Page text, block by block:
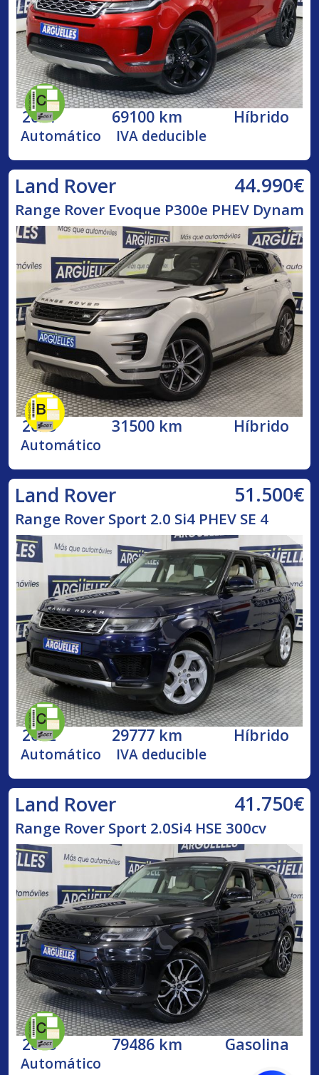
2021 69100 km Híbrido
Automático IVA deducible
Land Rover 44.990€
Range Rover Evoque P300e PHEV Dynam
2025 31500 km Híbrido
Automático
Land Rover 51.500€
Range Rover Sport 2.0 Si4 PHEV SE 4
2022 29777 km Híbrido
Automático IVA deducible
Land Rover 41.750€
Range Rover Sport 2.0Si4 HSE 300cv
2018 79486 km Gasolina
Automático